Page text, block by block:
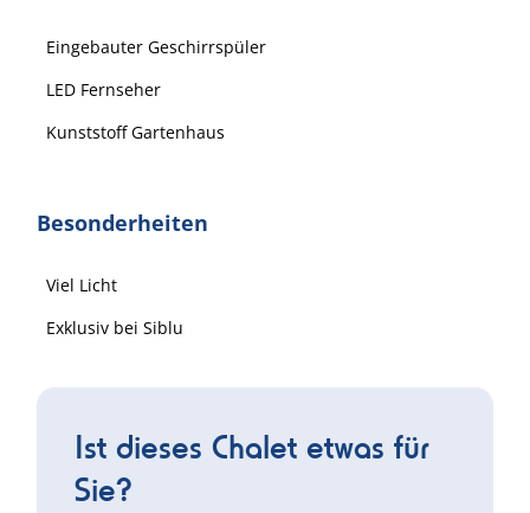
Eingebauter Geschirrspüler
LED Fernseher
Kunststoff Gartenhaus
Besonderheiten
Viel Licht
Exklusiv bei Siblu
Ist dieses Chalet etwas für
Sie?